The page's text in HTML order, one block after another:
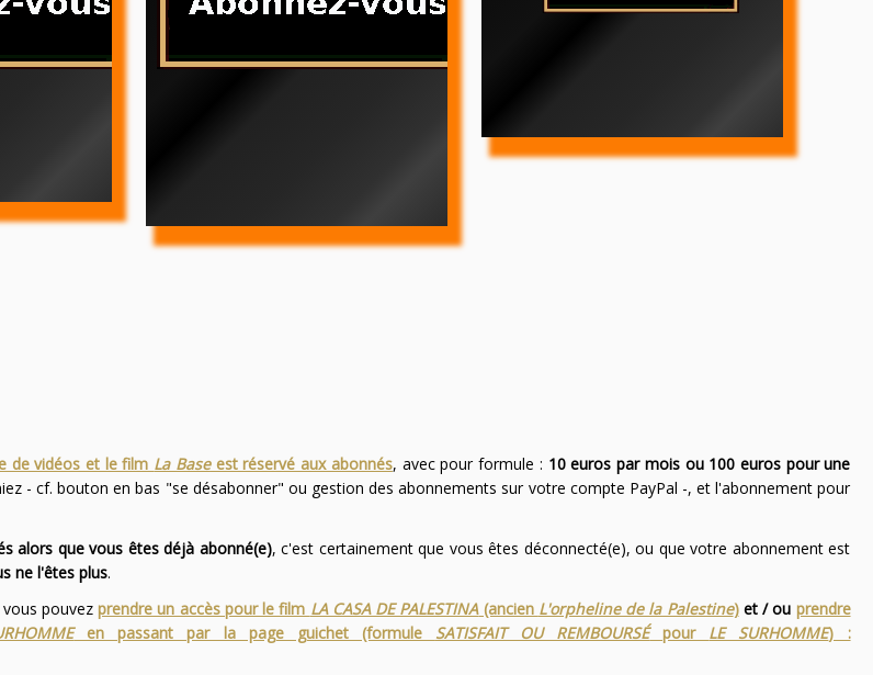
de vidéos et le film La Baseest réservé aux abonnés, avec pour formule : 10 euros par mois ou 100 euros pour une
- cf. bouton en bas "se désabonner" ou gestion des abonnements sur votre compte PayPal -, et l'abonnement pour
alors que vous êtes déjà abonné(e), c'est certainement que vous êtes déconnecté(e), ou que votre abonnement est
ne l'êtes plus.
vous pouvezprendre un accès pour le film LA CASA DE PALESTINA(ancien L'orpheline de la Palestine)et / ou prendre
en passant par la page guichet (formule SATISFAIT OU REMBOURSÉpour LE SURHOMME) :